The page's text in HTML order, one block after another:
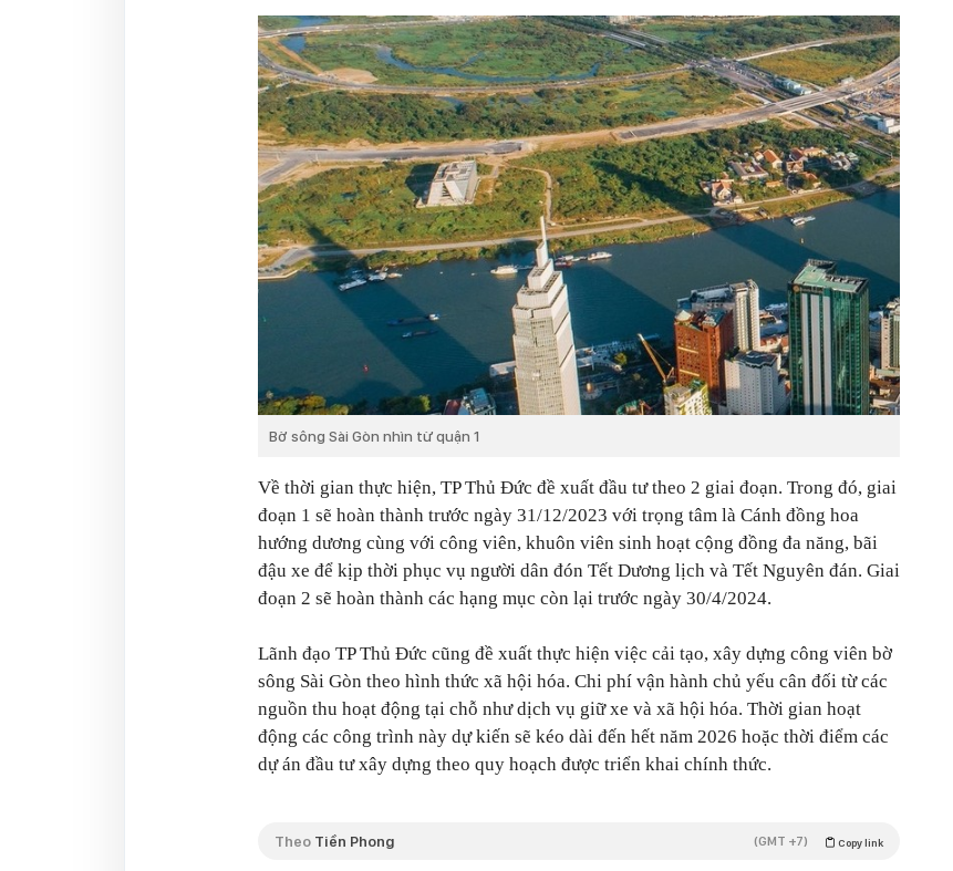
Bờ sông Sài Gòn nhìn từ quận 1
Về thời gian thực hiện, TP Thủ Đức đề xuất đầu tư theo 2 giai đoạn. Trong đó, giai
đoạn 1 sẽ hoàn thành trước ngày 31/12/2023 với trọng tâm là Cánh đồng hoa
hướng dương cùng với công viên, khuôn viên sinh hoạt cộng đồng đa năng, bãi
đậu xe để kịp thời phục vụ người dân đón Tết Dương lịch và Tết Nguyên đán. Giai
đoạn 2 sẽ hoàn thành các hạng mục còn lại trước ngày 30/4/2024.
Lãnh đạo TP Thủ Đức cũng đề xuất thực hiện việc cải tạo, xây dựng công viên bờ
sông Sài Gòn theo hình thức xã hội hóa. Chi phí vận hành chủ yếu cân đối từ các
nguồn thu hoạt động tại chỗ như dịch vụ giữ xe và xã hội hóa. Thời gian hoạt
động các công trình này dự kiến sẽ kéo dài đến hết năm 2026 hoặc thời điểm các
dự án đầu tư xây dựng theo quy hoạch được triển khai chính thức.
Theo Tiền Phong Copy link
(GMT +7)